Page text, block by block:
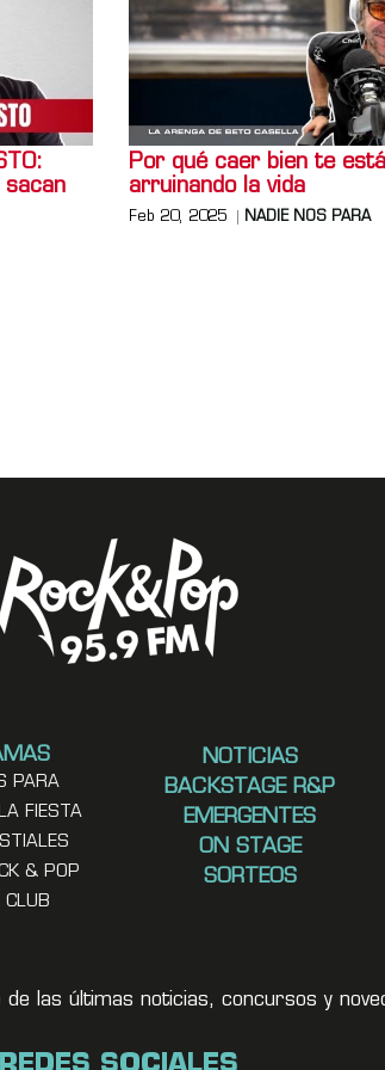
Por qué caer bien te
arruinando la vida
Feb 20, 2025 NADIE NOS PARA
PARA
FIESTA
& POP
CLUB
NOTICIAS
BACKSTAGE R&P
EMERGENTES
ON STAGE
SORTEOS
las últimas noticias, concursos y